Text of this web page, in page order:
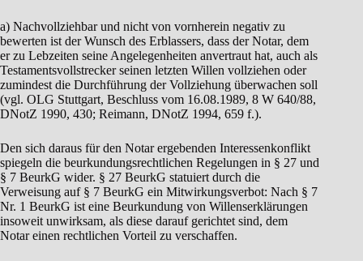
a) Nachvollziehbar und nicht von vornherein negativ zu
bewerten ist der Wunsch des Erblassers, dass der Notar, dem
er zu Lebzeiten seine Angelegenheiten anvertraut hat, auch als
Testamentsvollstrecker seinen letzten Willen vollziehen oder
zumindest die Durchführung der Vollziehung überwachen soll
(vgl. OLG Stuttgart, Beschluss vom 16.08.1989, 8 W 640/88,
DNotZ 1990, 430; Reimann, DNotZ 1994, 659 f.).
Den sich daraus für den Notar ergebenden Interessenkonflikt
spiegeln die beurkundungsrechtlichen Regelungen in § 27 und
§ 7 BeurkG wider. § 27 BeurkG statuiert durch die
Verweisung auf § 7 BeurkG ein Mitwirkungsverbot: Nach § 7
Nr. 1 BeurkG ist eine Beurkundung von Willenserklärungen
insoweit unwirksam, als diese darauf gerichtet sind, dem
Notar einen rechtlichen Vorteil zu verschaffen.